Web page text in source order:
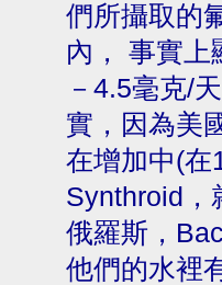
們所攝取的
內， 事實上
－4.5毫克/
實，因為美
在增加中(在
Synthroid，
俄羅斯，
他們的水裡